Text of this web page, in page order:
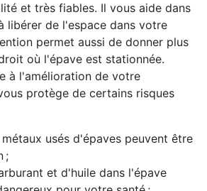
et très fiables. Il vous aide dans
libérer de l'espace dans votre
permet aussi de donner plus
où l'épave est stationnée.
à l'amélioration de votre
protège de certains risques
usés d'épaves peuvent être
;
et d'huile dans l'épave